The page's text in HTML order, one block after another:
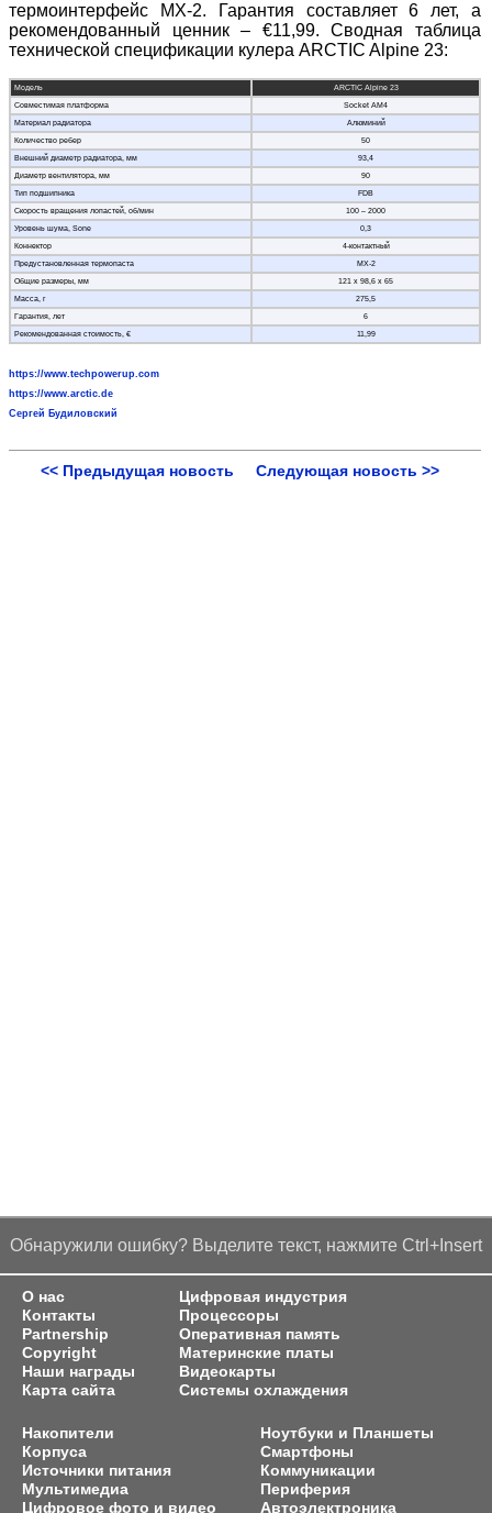
термоинтерфейс MX-2. Гарантия составляет 6 лет, а
рекомендованный ценник – €11,99. Сводная таблица
технической спецификации кулера ARCTIC Alpine 23:
Модель
ARCTIC Alpine 23
Совместимая платформа
Socket AM4
Материал радиатора
Алюминий
Количество ребер
50
Внешний диаметр радиатора, мм
93,4
Диаметр вентилятора, мм
90
Тип подшипника
FDB
Скорость вращения лопастей, об/мин
100 – 2000
Уровень шума, Sone
0,3
Коннектор
4-контактный
Предустановленная термопаста
MX-2
Общие размеры, мм
121 х 98,6 х 65
Масса, г
275,5
Гарантия, лет
6
Рекомендованная стоимость, €
11,99
https://www.techpowerup.com
https://www.arctic.de
Сергей Будиловский
<< Предыдущая новость Следующая новость >>
Обнаружили ошибку? Выделите текст, нажмите Ctrl+Insert
О нас
Контакты
Partnership
Copyright
Наши награды
Карта сайта
Цифровая индустрия
Процессоры
Оперативная память
Материнские платы
Видеокарты
Системы охлаждения
Накопители
Корпуса
Источники питания
Мультимедиа
Цифровое фото и видео
Ноутбуки и Планшеты
Смартфоны
Коммуникации
Периферия
Автоэлектроника